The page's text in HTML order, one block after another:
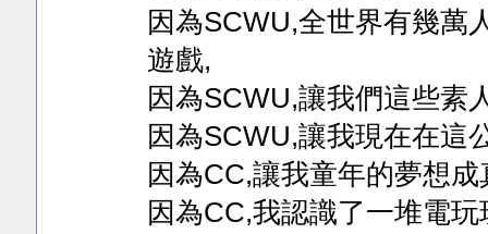
因為SCWU,全世界有幾萬
遊戲,
因為SCWU,讓我們這些素
因為SCWU,讓我現在在這
因為CC,讓我童年的夢想
因為CC,我認識了一堆電